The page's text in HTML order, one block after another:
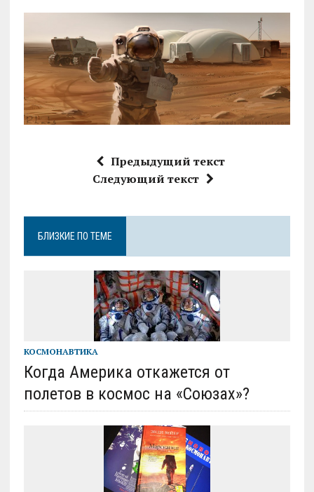
Предыдущий текст
Следующий текст
БЛИЗКИЕ ПО ТЕМЕ
КОСМОНАВТИКА
Когда Америка откажется от
полетов в космос на «Союзах»?